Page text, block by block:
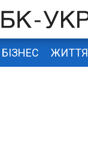
БІЗНЕС ЖИТТЯ